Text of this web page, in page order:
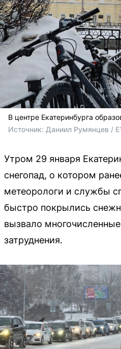
В центре Екатеринбурга
Источник: Даниил Румянцев /
Утром 29 января
снегопад, о котором
метеорологи и службы
быстро покрылись
вызвало
затруднения.